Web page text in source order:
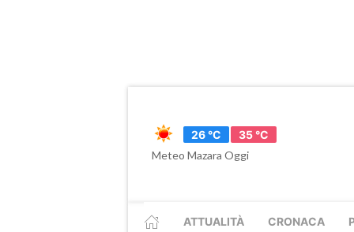
26 °C
35 °C
Meteo Mazara Oggi
ATTUALITÀ CRONACA